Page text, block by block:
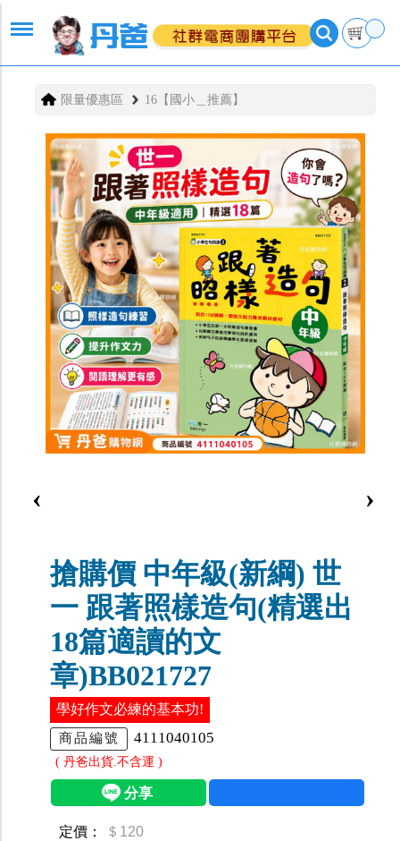
限量優惠區 16【國小＿推薦】
‹ ›
搶購價 中年級(新綱) 世
一 跟著照樣造句(精選出
18篇適讀的文
章)BB021727
學好作文必練的基本功!
商品編號 4111040105
( 丹爸出貨.不含運 )
定價： ＄120